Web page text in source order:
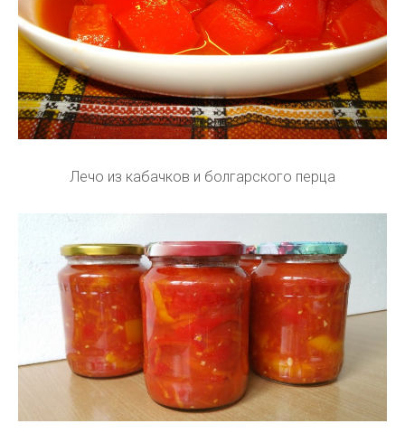
Лечо из кабачков и болгарского перца